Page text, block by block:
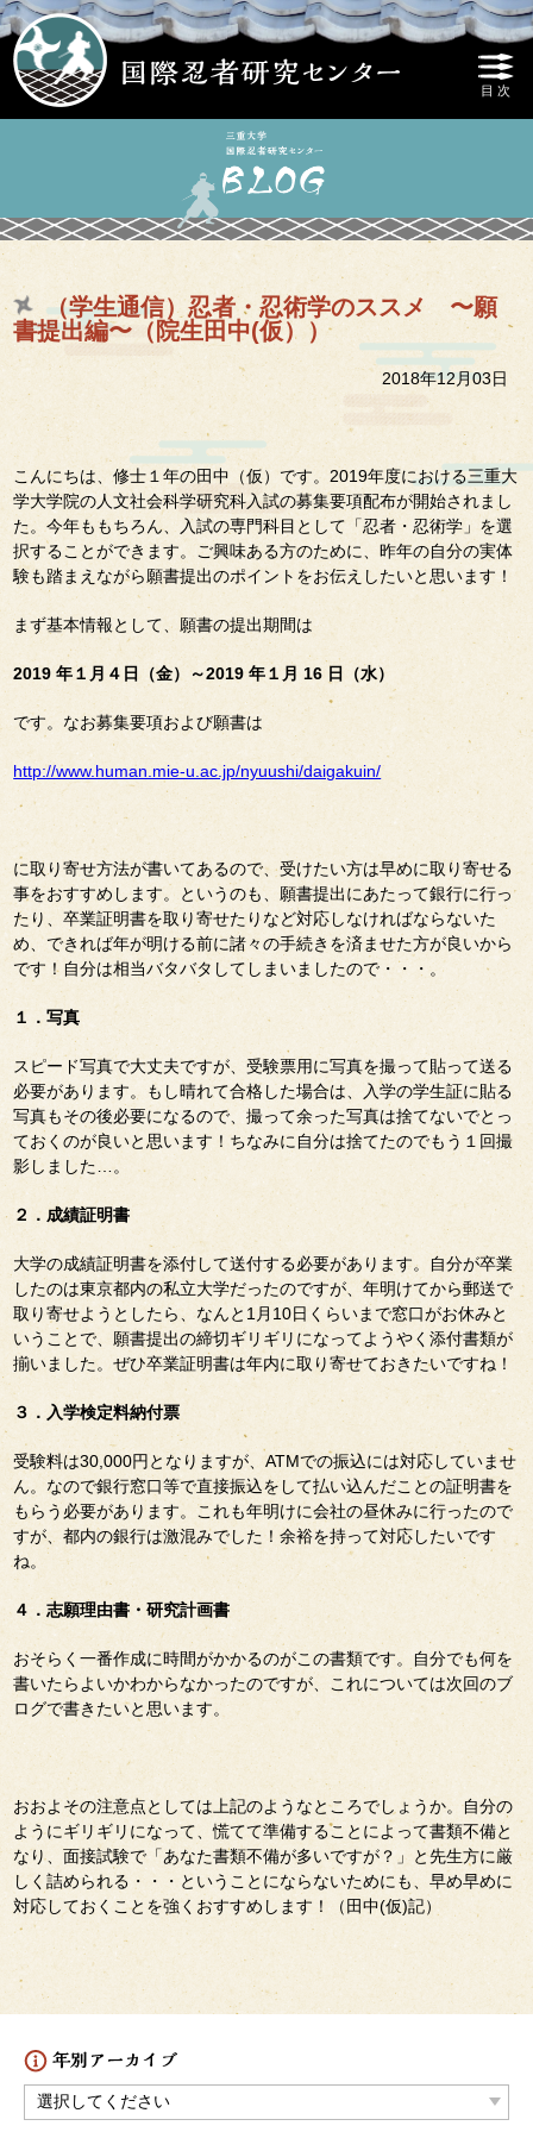
（学生通信）忍者・忍術学のススメ 〜願
書提出編〜（院生田中(仮））
2018年12月03日
こんにちは、修士１年の田中（仮）です。2019年度における三重大
学大学院の人文社会科学研究科入試の募集要項配布が開始されまし
た。今年ももちろん、入試の専門科目として「忍者・忍術学」を選
択することができます。ご興味ある方のために、昨年の自分の実体
験も踏まえながら願書提出のポイントをお伝えしたいと思います！
まず基本情報として、願書の提出期間は
2019 年１月４日（金）～2019 年１月 16 日（水）
です。なお募集要項および願書は
http://www.human.mie-u.ac.jp/nyuushi/daigakuin/
に取り寄せ方法が書いてあるので、受けたい方は早めに取り寄せる
事をおすすめします。というのも、願書提出にあたって銀行に行っ
たり、卒業証明書を取り寄せたりなど対応しなければならないた
め、できれば年が明ける前に諸々の手続きを済ませた方が良いから
です！自分は相当バタバタしてしまいましたので・・・。
１．写真
スピード写真で大丈夫ですが、受験票用に写真を撮って貼って送る
必要があります。もし晴れて合格した場合は、入学の学生証に貼る
写真もその後必要になるので、撮って余った写真は捨てないでとっ
ておくのが良いと思います！ちなみに自分は捨てたのでもう１回撮
影しました…。
２．成績証明書
大学の成績証明書を添付して送付する必要があります。自分が卒業
したのは東京都内の私立大学だったのですが、年明けてから郵送で
取り寄せようとしたら、なんと1月10日くらいまで窓口がお休みと
いうことで、願書提出の締切ギリギリになってようやく添付書類が
揃いました。ぜひ卒業証明書は年内に取り寄せておきたいですね！
３．入学検定料納付票
受験料は30,000円となりますが、ATMでの振込には対応していませ
ん。なので銀行窓口等で直接振込をして払い込んだことの証明書を
もらう必要があります。これも年明けに会社の昼休みに行ったので
すが、都内の銀行は激混みでした！余裕を持って対応したいです
ね。
４．志願理由書・研究計画書
おそらく一番作成に時間がかかるのがこの書類です。自分でも何を
書いたらよいかわからなかったのですが、これについては次回のブ
ログで書きたいと思います。
おおよその注意点としては上記のようなところでしょうか。自分の
ようにギリギリになって、慌てて準備することによって書類不備と
なり、面接試験で「あなた書類不備が多いですが？」と先生方に厳
しく詰められる・・・ということにならないためにも、早め早めに
対応しておくことを強くおすすめします！（田中(仮)記）